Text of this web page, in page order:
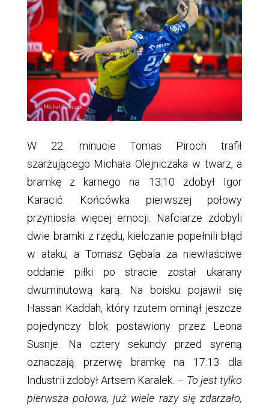
W 22. minucie Tomas Piroch trafił
szarżującego Michała Olejniczaka w twarz, a
bramkę z karnego na 13:10 zdobył Igor
Karacić. Końcówka pierwszej połowy
przyniosła więcej emocji. Nafciarze zdobyli
dwie bramki z rzędu, kielczanie popełnili błąd
w ataku, a Tomasz Gębala za niewłaściwe
oddanie piłki po stracie został ukarany
dwuminutową karą. Na boisku pojawił się
Hassan Kaddah, który rzutem ominął jeszcze
pojedynczy blok postawiony przez Leona
Susnje. Na cztery sekundy przed syreną
oznaczają przerwę bramkę na 17:13 dla
Industrii zdobył Artsem Karalek. – To jest tylko
pierwsza połowa, już wiele razy się zdarzało,